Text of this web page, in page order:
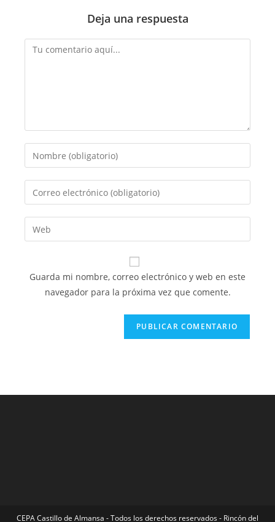
Deja una respuesta
Comentario
Introduce
tu
nombre
de
usuario
comentar
Introduce
tu
dirección
de
para
comentar
Introduce
la
Guarda mi nombre, correo electrónico y web en este
navegador para la próxima vez que comente.
CEPA Castillo de Almansa - Todos los derechos reservados - Rincón del